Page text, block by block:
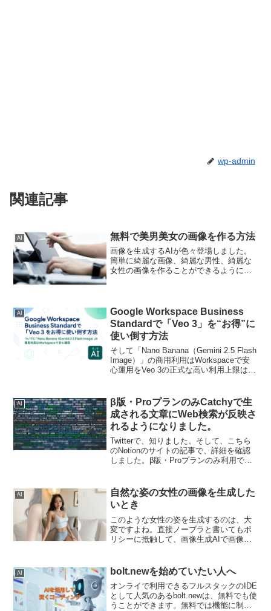
wp-admin
関連記事
AI 無料で美男美女の画像を作る方法
画像を生成するAIが色々登場しました。
簡単に綺麗な画像、綺麗な男性、綺麗な
女性の画像を作ることができるようにな
参考にされてポーズや衣...
AI
Google Workspace Business
Standardで「Veo 3」を“お得”に
使い倒す方法
そして「Nano Banana（Gemini 2.5 Flash
Image）」の商用利用はWorkspaceで安
心運用をVeo 3の正式な高い利用上限は、
AI
β版・ProプランのみCatchyで生
成される文章にWeb検索が反映さ
れるようになりました。
Twitterで、知りました。そして、こちら
のNotionのサイトの記事で、詳細を確認
しました。β版・Proプランのみ利用でき
来るので、タイムリーな話題を取り入れ
た記...
AI
自然な姿の女性の画像を生成した
いとき
このような女性の姿を生成するのは、大
変ですよね。直接ノーブラと書いてもポ
リシーに抵触して、画像生成AIで画像の
然な女性の体のラインを実現できまし
た。でも...
AI bolt.newを始めていたい人へ
オンライで利用できるフルスタックのIDE
として人気のあるbolt.newは、無料でも使
うことができます。無料では機能に制限